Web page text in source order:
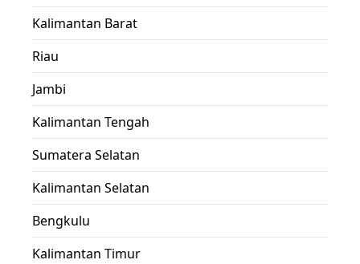
Kalimantan Barat
Riau
Jambi
Kalimantan Tengah
Sumatera Selatan
Kalimantan Selatan
Bengkulu
Kalimantan Timur